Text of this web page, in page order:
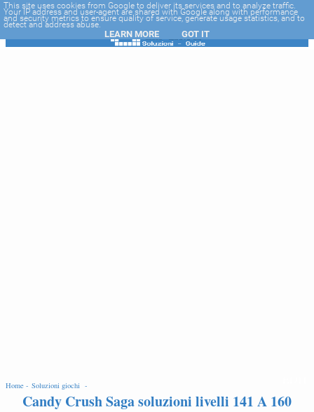
-->
Home - Soluzioni giochi -
Candy Crush Saga soluzioni livelli 141 A 160
This site uses cookies from Google to deliver its services and to analyze traffic.
Your IP address and user-agent are shared with Google along with performance
and security metrics to ensure quality of service, generate usage statistics, and to
detect and address abuse.
LEARN MORE GOT IT